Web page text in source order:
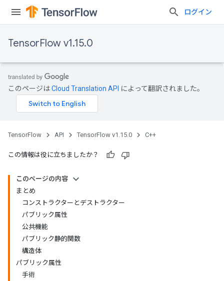
ログイン
TensorFlow v1.15.0
このページはCloud Translation API によって翻訳されました。
TensorFlow API TensorFlow v1.15.0 C++
この情報は役に立ちましたか？
このページの内容
まとめ
コンストラクターとデストラクター
パブリック属性
公共機能
パブリック静的関数
構造体
パブリック属性
手術